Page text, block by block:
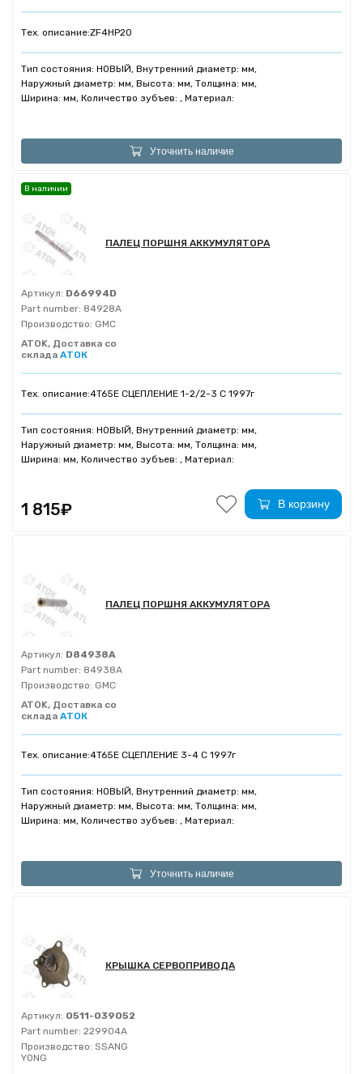
Тех. описание:ZF4HP20
Тип состояния: НОВЫЙ, Внутренний диаметр: мм,
Наружный диаметр: мм, Высота: мм, Толщина: мм,
Ширина: мм, Количество зубъев: , Материал:
Уточнить наличие
ПАЛЕЦ ПОРШНЯ АККУМУЛЯТОРА
Артикул: D66994D
Part number: 84928A
Производство: GMC
ATOK, Доставка со
склада АТОК
Тех. описание:4T65E СЦЕПЛЕНИЕ 1-2/2-3 С 1997г
Тип состояния: НОВЫЙ, Внутренний диаметр: мм,
Наружный диаметр: мм, Высота: мм, Толщина: мм,
Ширина: мм, Количество зубъев: , Материал:
В наличии
1 815₽ В корзину
ПАЛЕЦ ПОРШНЯ АККУМУЛЯТОРА
Артикул: D84938A
Part number: 84938A
Производство: GMC
ATOK, Доставка со
склада АТОК
Тех. описание:4T65E СЦЕПЛЕНИЕ 3-4 C 1997г
Тип состояния: НОВЫЙ, Внутренний диаметр: мм,
Наружный диаметр: мм, Высота: мм, Толщина: мм,
Ширина: мм, Количество зубъев: , Материал:
Уточнить наличие
КРЫШКА СЕРВОПРИВОДА
Артикул: 0511-039052
Part number: 229904A
Производство: SSANG
YONG